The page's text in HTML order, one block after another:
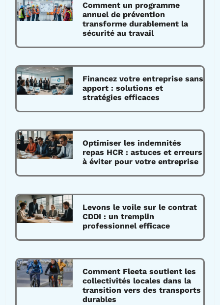
Comment un programme
annuel de prévention
transforme durablement la
sécurité au travail
Financez votre entreprise sans
apport : solutions et
stratégies efficaces
Optimiser les indemnités
repas HCR : astuces et erreurs
à éviter pour votre entreprise
Levons le voile sur le contrat
CDDI : un tremplin
professionnel efficace
Comment Fleeta soutient les
collectivités locales dans la
transition vers des transports
durables